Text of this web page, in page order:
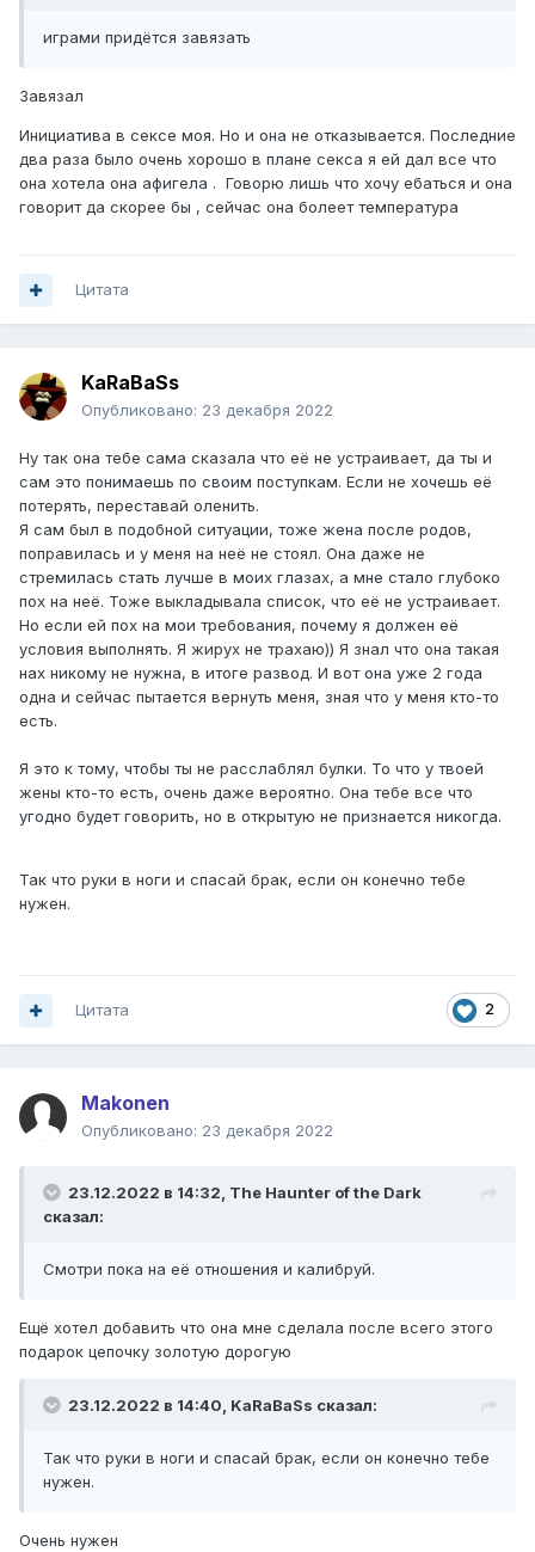
играми придётся завязать
Завязал
Инициатива в сексе моя. Но и она не отказывается. Последние
два раза было очень хорошо в плане секса я ей дал все что
она хотела она афигела . Говорю лишь что хочу ебаться и она
говорит да скорее бы , сейчас она болеет температура
Цитата
KaRaBaSs
Опубликовано: 23 декабря 2022
Ну так она тебе сама сказала что её не устраивает, да ты и
сам это понимаешь по своим поступкам. Если не хочешь её
потерять, переставай оленить.
Я сам был в подобной ситуации, тоже жена после родов,
поправилась и у меня на неё не стоял. Она даже не
стремилась стать лучше в моих глазах, а мне стало глубоко
пох на неё. Тоже выкладывала список, что её не устраивает.
Но если ей пох на мои требования, почему я должен её
условия выполнять. Я жирух не трахаю)) Я знал что она такая
нах никому не нужна, в итоге развод. И вот она уже 2 года
одна и сейчас пытается вернуть меня, зная что у меня кто-то
есть.
Я это к тому, чтобы ты не расслаблял булки. То что у твоей
жены кто-то есть, очень даже вероятно. Она тебе все что
угодно будет говорить, но в открытую не признается никогда.
Так что руки в ноги и спасай брак, если он конечно тебе
нужен.
2
Цитата
Makonen
Опубликовано: 23 декабря 2022
23.12.2022 в 14:32, The Haunter of the Dark
сказал:
Смотри пока на её отношения и калибруй.
Ещё хотел добавить что она мне сделала после всего этого
подарок цепочку золотую дорогую
23.12.2022 в 14:40, KaRaBaSs сказал:
Так что руки в ноги и спасай брак, если он конечно тебе
нужен.
Очень нужен